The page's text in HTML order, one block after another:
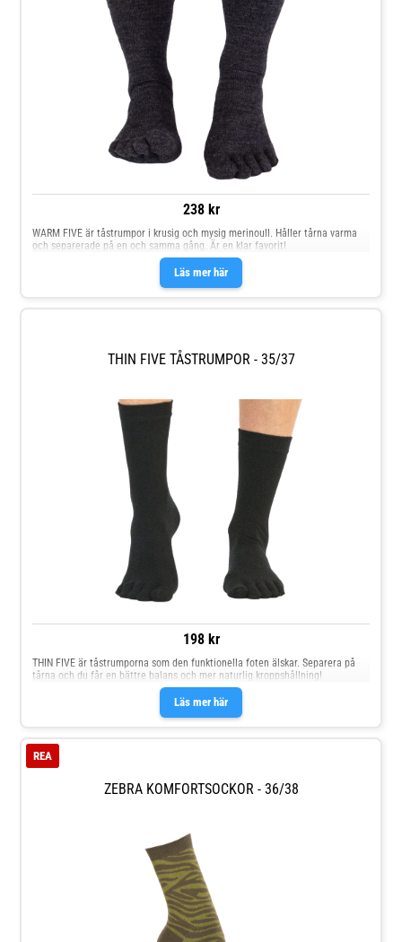
238 kr
Läs mer här
WARM FIVE är tåstrumpor i krusig och mysig merinoull. Håller tårna varma
och separerade på en och samma gång. Är en klar favorit!
THIN FIVE TÅSTRUMPOR - 35/37
198 kr
Läs mer här
THIN FIVE är tåstrumporna som den funktionella foten älskar. Separera på
tårna och du får en bättre balans och mer naturlig kroppshållning!
ZEBRA KOMFORTSOCKOR - 36/38
REA